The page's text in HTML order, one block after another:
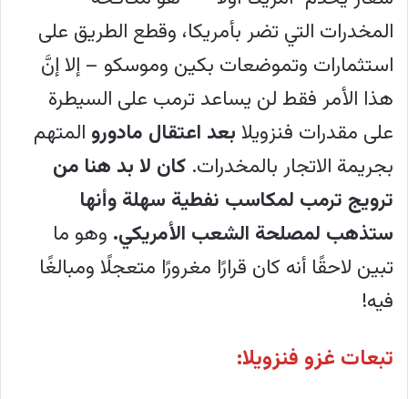
المخدرات التي تضر بأمريكا، وقطع الطريق على
استثمارات وتموضعات بكين وموسكو – إلا إنَّ
هذا الأمر فقط لن يساعد ترمب على السيطرة
على مقدرات فنزويلا بعد اعتقال مادورو المتهم
بجريمة الاتجار بالمخدرات. كان لا بد هنا من
ترويج ترمب لمكاسب نفطية سهلة وأنها
ستذهب لمصلحة الشعب الأمريكي. وهو ما
تبين لاحقًا أنه كان قرارًا مغرورًا متعجلًا ومبالغًا
فيه!
تبعات غزو فنزويلا: